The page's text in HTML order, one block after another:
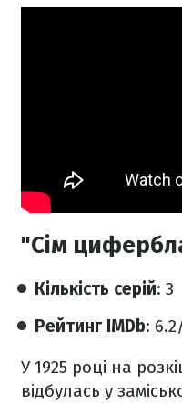
"Сім
Кількість серій: 3
Рейтинг IMDb:
У 1925 році на
відбулась у